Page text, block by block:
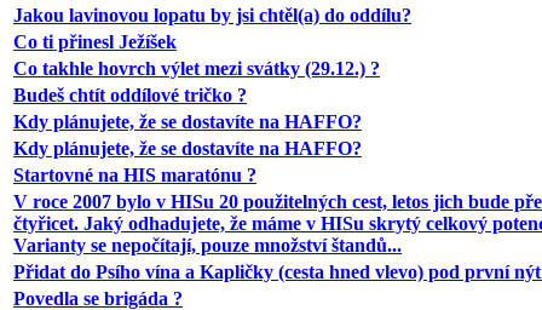
Jakou lavinovou lopatu by jsi chtěl(a) do oddílu?
Co ti přinesl Ježíšek
Co takhle hovrch výlet mezi svátky (29.12.) ?
Budeš chtít oddílové tričko ?
Kdy plánujete, že se dostavíte na HAFFO?
Kdy plánujete, že se dostavíte na HAFFO?
Startovné na HIS maratónu ?
V roce 2007 bylo v HISu 20 použitelných cest, letos jich bude
čtyřicet. Jaký odhadujete, že máme v HISu skrytý celkový
Varianty se nepočítají, pouze množství štandů...
Přidat do Psího vína a Kapličky (cesta hned vlevo) pod první
Povedla se brigáda ?